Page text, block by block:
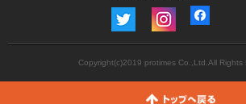
Copyright(c)2019 protimes Co.,Ltd.All Rights